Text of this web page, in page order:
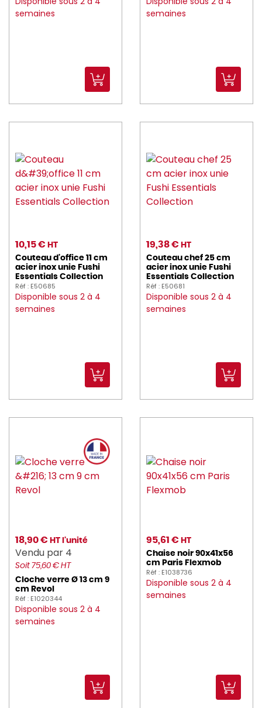
BORMIOLI_ROCCO (157)
CARTY (6)
CGMP (15)
CHAUD_DEVANT (112)
choyer (6)
churchill (905)
CIF (7)
Cristal_d_Arques (4)
CRUSHGRIND (3)
DALEBROOK (15)
DE_BUYER (141)
DEGLON (131)
DELCOUPE (8)
DELONGHI_KENWOO (1)
DELTA (7)
deren (1)
Dudson_1800 (567)
semaines
semaines
10,15 € HT
Couteau d'office 11 cm
acier inox unie Fushi
Essentials Collection
Réf : E50685
Disponible sous 2 à 4
semaines
19,38 € HT
Couteau chef 25 cm
acier inox unie Fushi
Essentials Collection
Réf : E50681
Disponible sous 2 à 4
semaines
18,90 € HT l'unité
Vendu par 4
Soit 75,60 € HT
Cloche verre Ø 13 cm 9
cm Revol
Réf : E1020344
Disponible sous 2 à 4
semaines
95,61 € HT
Chaise noir 90x41x56
cm Paris Flexmob
Réf : E1038736
Disponible sous 2 à 4
semaines